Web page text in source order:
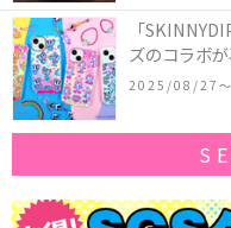
「
ズのコラボ
作コレクシ
2025/08/27〜